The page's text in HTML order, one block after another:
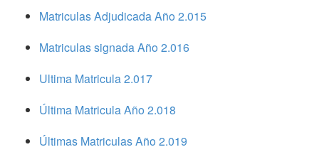
Matriculas Adjudicada Año 2.015
Matriculas signada Año 2.016
Ultima Matricula 2.017
Última Matricula Año 2.018
Últimas Matriculas Año 2.019